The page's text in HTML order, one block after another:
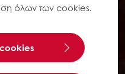
όλων των cookies.